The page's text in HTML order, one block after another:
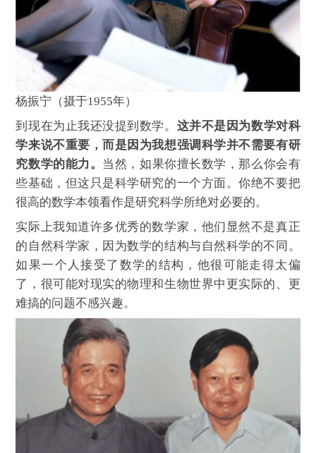
杨振宁（摄于1955年）
到现在为止我还没提到数学。 这并不是因为数学对科
学来说不重要，而是因为我想强调科学并不需要有研
究数学的能力。 当然，如果你擅长数学，那么你会有
些基础，但这只是科学研究的一个方面。你绝不要把
很高的数学本领看作是研究科学所绝对必要的。
实际上我知道许多优秀的数学家，他们显然不是真正
的自然科学家，因为数学的结构与自然科学的不同。
如果一个人接受了数学的结构，他很可能走得太偏
了，很可能对现实的物理和生物世界中更实际的、更
难搞的问题不感兴趣。